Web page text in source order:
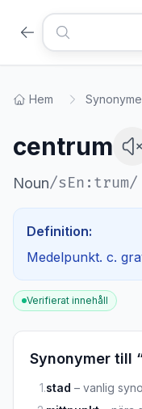
Hem
centrum
Noun/sEn:trum/
Definition:
Medelpunkt. c.
Verifierat innehåll
Synonymer till “
1.stad – vanlig